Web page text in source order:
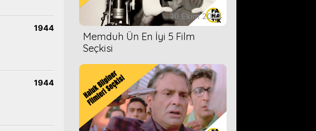
1944
1944
10 Ekim 2023
Memduh Ün En İyi 5 Film
Seçkisi